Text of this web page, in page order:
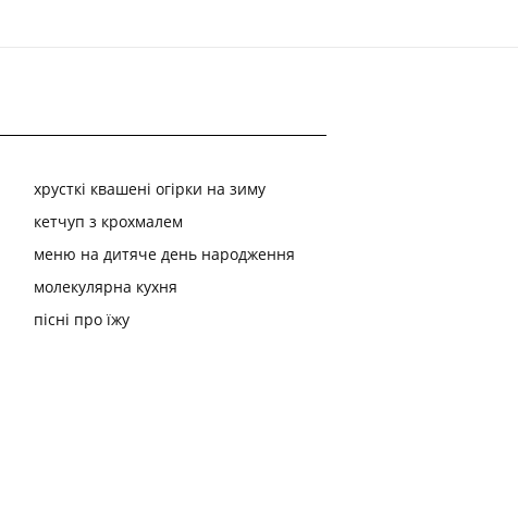
хрусткі квашені огірки на зиму
кетчуп з крохмалем
меню на дитяче день народження
молекулярна кухня
пісні про їжу